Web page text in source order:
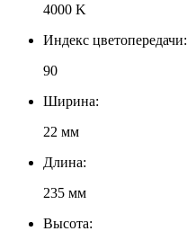
4000 K
Индекс цветопередачи:
90
Ширина:
22 мм
Длина:
235 мм
Высота: